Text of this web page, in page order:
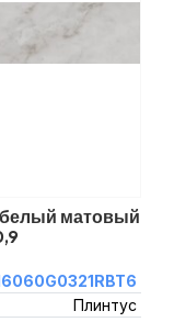
белый матовый
Плинтус